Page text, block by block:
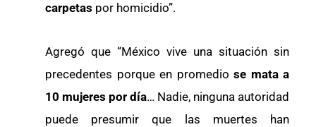
carpetas por homicidio”.
Agregó que “México vive una situación sin
precedentes porque en promedio se mata a
10 mujeres por día… Nadie, ninguna autoridad
puede presumir que las muertes han